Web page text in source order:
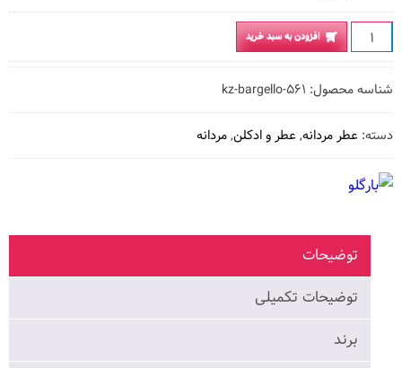
عطر
بارگلو
۵۶۱
مردانه
۵۰
میل
quantity
افزودن به سبد خرید
شناسه محصول: kz-bargello-۵۶۱
دسته: عطر مردانه,عطر و ادکلن,مردانه
توضیحات
توضیحات تکمیلی
برند